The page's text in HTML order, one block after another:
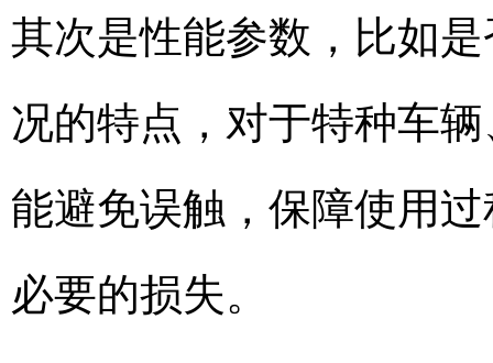
其次是性能参数，比如
况的特点，对于特种车
能避免误触，保障使用
必要的损失。